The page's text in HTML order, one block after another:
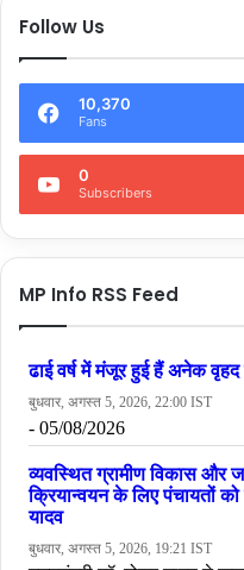
Follow Us
10,370
Fans
0
Subscribers
MP Info RSS Feed